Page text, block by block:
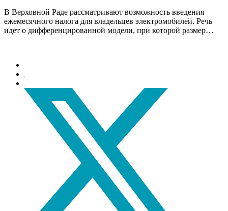
В Верховной Раде рассматривают возможность введения
ежемесячного налога для владельцев электромобилей. Речь
идет о дифференцированной модели, при которой размер…